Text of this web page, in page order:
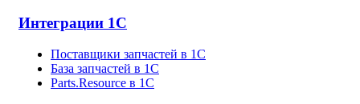
Интеграции 1С
Поставщики запчастей в 1C
База запчастей в 1С
Parts.Resource в 1C